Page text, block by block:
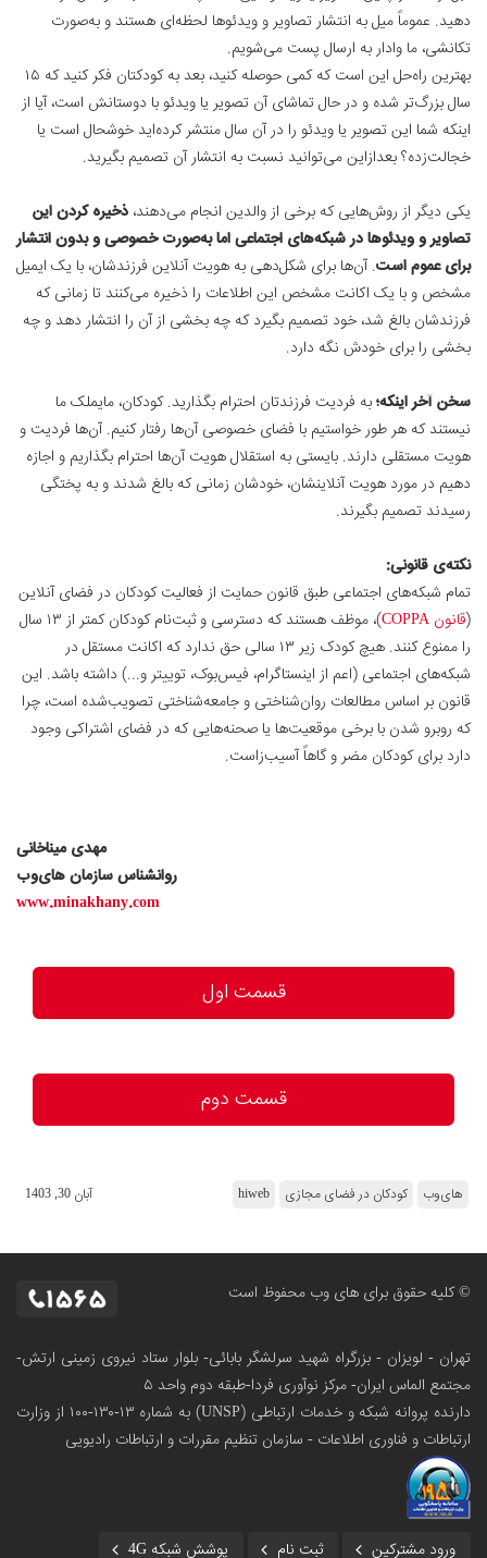
دهید. عموماً میل به انتشار تصاویر و ویدئوها لحظه‌ای هستند و به‌صورت
تکانشی، ما وادار به ارسال پست می‌شویم.
بهترین راه‌حل این است که کمی حوصله کنید، بعد به کودکتان فکر کنید که ۱۵
سال بزرگ‌تر شده و در حال تماشای آن تصویر یا ویدئو با دوستانش است، آیا از
اینکه شما این تصویر یا ویدئو را در آن سال منتشر کرده‌اید خوشحال است یا
خجالت‌زده؟ بعدازاین می‌توانید نسبت به انتشار آن تصمیم بگیرید.
یکی دیگر از روش‌هایی که برخی از والدین انجام می‌دهند، ذخیره کردن این
تصاویر و ویدئوها در شبکه‌های اجتماعی اما به‌صورت خصوصی و بدون انتشار
برای عموم است. آن‌ها برای شکل‌دهی به هویت آنلاین فرزندشان، با یک ایمیل
مشخص و با یک اکانت مشخص این اطلاعات را ذخیره می‌کنند تا زمانی که
فرزندشان بالغ شد، خود تصمیم بگیرد که چه بخشی از آن را انتشار دهد و چه
بخشی را برای خودش نگه دارد.
سخن آخر اینکه؛به فردیت فرزندتان احترام بگذارید. کودکان، مایملک ما
نیستند که هر طور خواستیم با فضای خصوصی آن‌ها رفتار کنیم. آن‌ها فردیت و
هویت مستقلی دارند. بایستی به استقلال هویت آن‌ها احترام بگذاریم و اجازه
دهیم در مورد هویت آنلاینشان، خودشان زمانی که بالغ شدند و به پختگی
رسیدند تصمیم بگیرند.
نکته‌ی قانونی:
تمام شبکه‌های اجتماعی طبق قانون حمایت از فعالیت کودکان در فضای آنلاین
(قانون COPPA
)، موظف هستند که دسترسی و ثبت‌نام کودکان کمتر از ۱۳ سال
را ممنوع کنند. هیچ کودک زیر ۱۳ سالی حق ندارد که اکانت مستقل در
شبکه‌های اجتماعی (اعم از اینستاگرام، فیس‌بوک، توییتر و...) داشته باشد. این
قانون بر اساس مطالعات روان‌شناختی و جامعه‌شناختی تصویب‌شده است، چرا
که روبرو شدن با برخی موقعیت‌ها یا صحنه‌هایی که در فضای اشتراکی وجود
دارد برای کودکان مضر و گاهاً آسیب‌زاست.
مهدی میناخانی
روانشناس سازمان های‌وب
www.minakhany.com
قسمت اول
قسمت دوم
های‌وب کودکان در فضای مجازی hiweb آبان 30, 1403
© کلیه حقوق برای های وب محفوظ است
تهران - لویزان - بزرگراه شهید سرلشگر بابائی- بلوار ستاد نیروی زمینی ارتش-
مجتمع الماس ایران- مرکز نوآوری فردا-طبقه دوم واحد ۵
دارنده پروانه شبکه و خدمات ارتباطی (UNSP) به شماره ۱۳-۱۳۰-۱۰۰
از وزارت
ارتباطات و فناوری اطلاعات - سازمان تنظیم مقررات و ارتباطات رادیویی
ورود مشترکین ثبت نام پوشش شبکه 4G